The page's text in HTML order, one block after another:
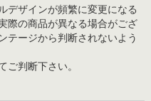
デザインが頻繁に変更になる
際の商品が異なる場合がござ
テージから判断されないよう
ご判断下さい。